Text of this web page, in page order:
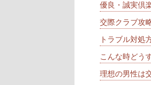
優良・誠実倶
交際クラブ攻
トラブル対処
こんな時どう
理想の男性は